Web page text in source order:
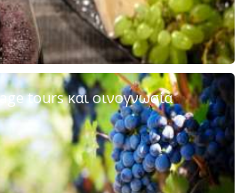
tours και οινογνωσία